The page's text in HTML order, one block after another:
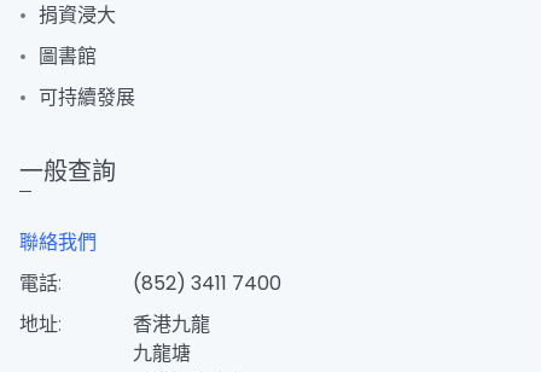
捐資浸大
圖書館
可持續發展
一般查詢
聯絡我們
電話:
(852) 3411 7400
地址:
香港九龍
九龍塘